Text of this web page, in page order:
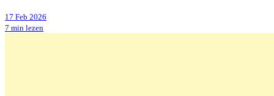
17 Feb 2026
7 min lezen